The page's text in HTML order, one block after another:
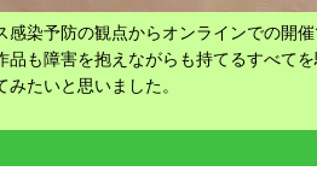
感染予防の観点からオンラインでの開
品も障害を抱えながらも持てるすべて
たいと思いました。